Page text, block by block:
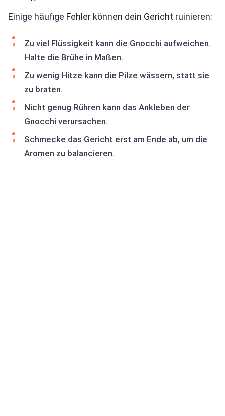
Einige häufige Fehler können dein Gericht ruinieren:
Zu viel Flüssigkeit kann die Gnocchi aufweichen.
Halte die Brühe in Maßen.
Zu wenig Hitze kann die Pilze wässern, statt sie
zu braten.
Nicht genug Rühren kann das Ankleben der
Gnocchi verursachen.
Schmecke das Gericht erst am Ende ab, um die
Aromen zu balancieren.